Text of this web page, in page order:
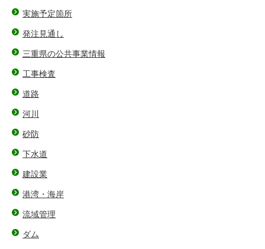
実施予定箇所
発注見通し
三重県の公共事業情報
工事検査
道路
河川
砂防
下水道
建設業
港湾・海岸
流域管理
ダム